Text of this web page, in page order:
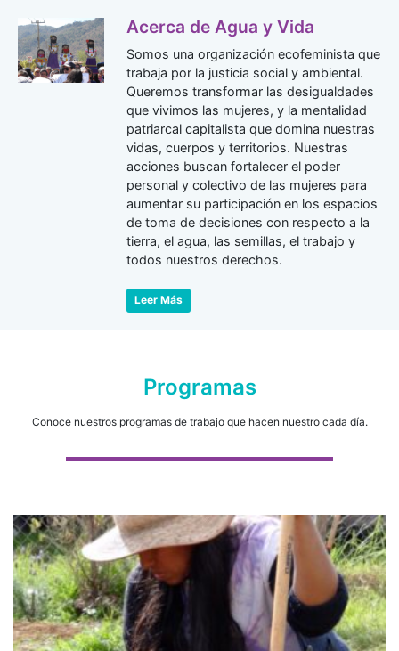
Acerca de Agua y Vida
Somos una organización ecofeminista que
trabaja por la justicia social y ambiental.
Queremos transformar las desigualdades
que vivimos las mujeres, y la mentalidad
patriarcal capitalista que domina nuestras
vidas, cuerpos y territorios. Nuestras
acciones buscan fortalecer el poder
personal y colectivo de las mujeres para
aumentar su participación en los espacios
de toma de decisiones con respecto a la
tierra, el agua, las semillas, el trabajo y
todos nuestros derechos.
Leer Más
Programas
Conoce nuestros programas de trabajo que hacen nuestro cada día.